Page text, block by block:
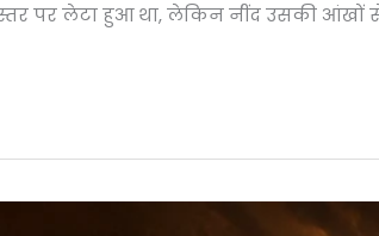
पर लेटा हुआ था, लेकिन नींद उसकी आंखों